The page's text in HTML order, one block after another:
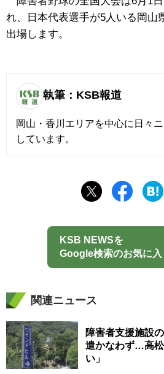
れ、日本代表選手が5人いる岡山
出場します。
執筆：KSB報道
岡山・香川エリアを中心に日々
しています。
KSB NEWSを
Google検索のお気に入
関連ニュース
障害者支援施設
遣かなわず…高
い」